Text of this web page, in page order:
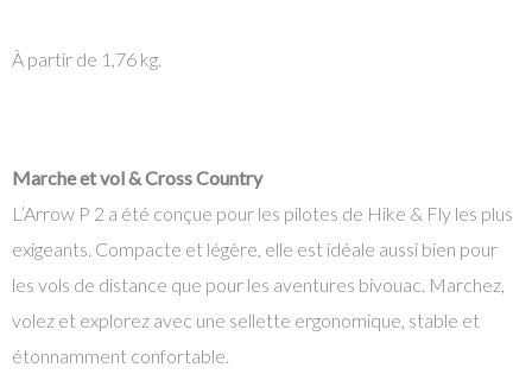
À partir de 1,76 kg.
Marche et vol & Cross Country
L’Arrow P 2 a été conçue pour les pilotes de Hike & Fly les plus
exigeants. Compacte et légère, elle est idéale aussi bien pour
les vols de distance que pour les aventures bivouac. Marchez,
volez et explorez avec une sellette ergonomique, stable et
étonnamment confortable.